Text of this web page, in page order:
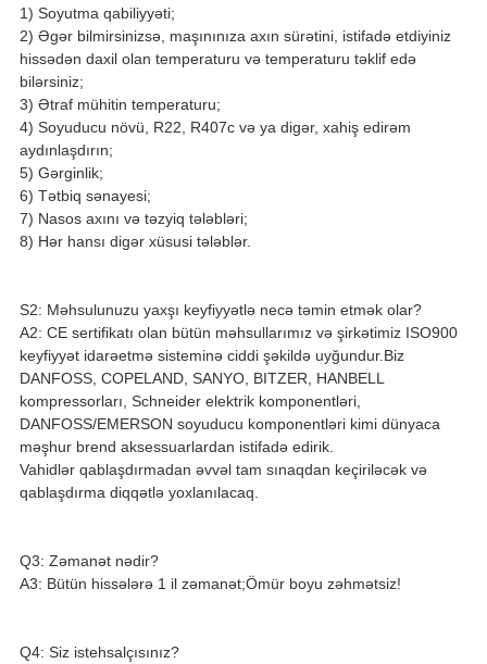
1) Soyutma qabiliyyəti;
2) Əgər bilmirsinizsə, maşınınıza axın sürətini, istifadə etdiyiniz
hissədən daxil olan temperaturu və temperaturu təklif edə
bilərsiniz;
3) Ətraf mühitin temperaturu;
4) Soyuducu növü, R22, R407c və ya digər, xahiş edirəm
aydınlaşdırın;
5) Gərginlik;
6) Tətbiq sənayesi;
7) Nasos axını və təzyiq tələbləri;
8) Hər hansı digər xüsusi tələblər.
S2: Məhsulunuzu yaxşı keyfiyyətlə necə təmin etmək olar?
A2: CE sertifikatı olan bütün məhsullarımız və şirkətimiz ISO900
keyfiyyət idarəetmə sisteminə ciddi şəkildə uyğundur.Biz
DANFOSS, COPELAND, SANYO, BITZER, HANBELL
kompressorları, Schneider elektrik komponentləri,
DANFOSS/EMERSON soyuducu komponentləri kimi dünyaca
məşhur brend aksessuarlardan istifadə edirik.
Vahidlər qablaşdırmadan əvvəl tam sınaqdan keçiriləcək və
qablaşdırma diqqətlə yoxlanılacaq.
Q3: Zəmanət nədir?
A3: Bütün hissələrə 1 il zəmanət;Ömür boyu zəhmətsiz!
Q4: Siz istehsalçısınız?